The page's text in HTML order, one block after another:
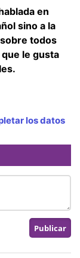
en
sino a la
todos
le gusta
los datos